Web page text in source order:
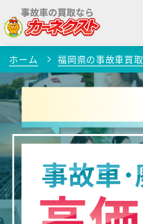
ホーム 福岡県の事故車買取